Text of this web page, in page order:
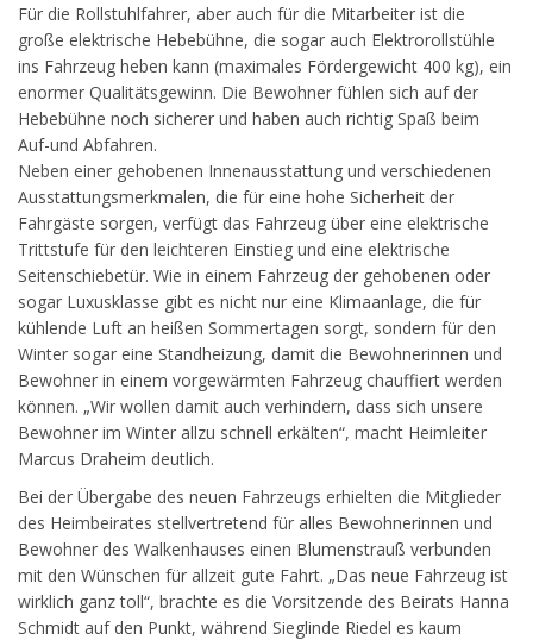
Für die Rollstuhlfahrer, aber auch für die Mitarbeiter ist die
große elektrische Hebebühne, die sogar auch Elektrorollstühle
ins Fahrzeug heben kann (maximales Fördergewicht 400 kg), ein
enormer Qualitätsgewinn. Die Bewohner fühlen sich auf der
Hebebühne noch sicherer und haben auch richtig Spaß beim
Auf-und Abfahren.
Neben einer gehobenen Innenausstattung und verschiedenen
Ausstattungsmerkmalen, die für eine hohe Sicherheit der
Fahrgäste sorgen, verfügt das Fahrzeug über eine elektrische
Trittstufe für den leichteren Einstieg und eine elektrische
Seitenschiebetür. Wie in einem Fahrzeug der gehobenen oder
sogar Luxusklasse gibt es nicht nur eine Klimaanlage, die für
kühlende Luft an heißen Sommertagen sorgt, sondern für den
Winter sogar eine Standheizung, damit die Bewohnerinnen und
Bewohner in einem vorgewärmten Fahrzeug chauffiert werden
können. „Wir wollen damit auch verhindern, dass sich unsere
Bewohner im Winter allzu schnell erkälten“, macht Heimleiter
Marcus Draheim deutlich.
Bei der Übergabe des neuen Fahrzeugs erhielten die Mitglieder
des Heimbeirates stellvertretend für alles Bewohnerinnen und
Bewohner des Walkenhauses einen Blumenstrauß verbunden
mit den Wünschen für allzeit gute Fahrt. „Das neue Fahrzeug ist
wirklich ganz toll“, brachte es die Vorsitzende des Beirats Hanna
Schmidt auf den Punkt, während Sieglinde Riedel es kaum